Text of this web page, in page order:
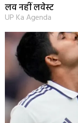
लव नहीं लवेस्ट
UP Ka Agenda